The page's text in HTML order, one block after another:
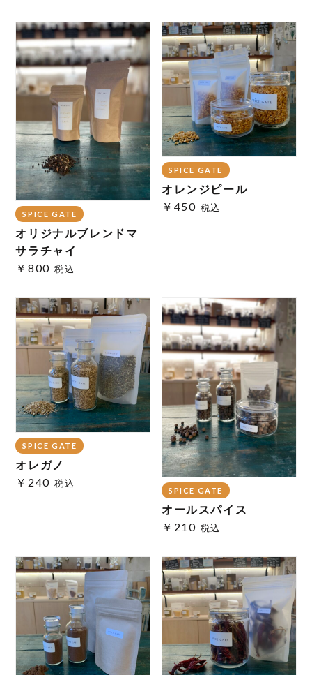
SPICE GATE
オリジナルブレンドマ
サラチャイ
￥800 税込
SPICE GATE
オレンジピール
￥450 税込
SPICE GATE
オレガノ
￥240 税込
SPICE GATE
オールスパイス
￥210 税込